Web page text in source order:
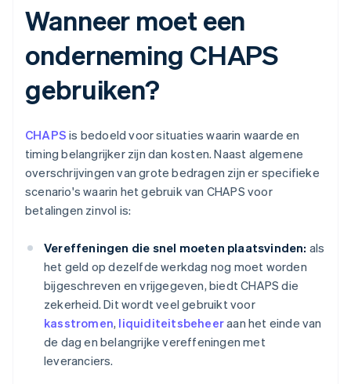
Wanneer moet een
onderneming CHAPS
gebruiken?
CHAPS is bedoeld voor situaties waarin waarde en
timing belangrijker zijn dan kosten. Naast algemene
overschrijvingen van grote bedragen zijn er specifieke
scenario's waarin het gebruik van CHAPS voor
betalingen zinvol is:
Vereffeningen die snel moeten plaatsvinden: als
het geld op dezelfde werkdag nog moet worden
bijgeschreven en vrijgegeven, biedt CHAPS die
zekerheid. Dit wordt veel gebruikt voor
kasstromen, liquiditeitsbeheeraan het einde van
de dag en belangrijke vereffeningen met
leveranciers.